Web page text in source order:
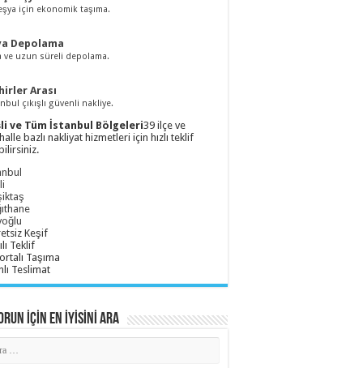
için ekonomik taşıma.
Depolama
ve uzun süreli depolama.
Arası
çıkışlı güvenli nakliye.
ve Tüm İstanbul Bölgeleri39 ilçe ve
bazlı nakliyat hizmetleri için hızlı teklif
Keşif
Teklif
Taşıma
Teslimat
İçİn En İyİsİnİ Ara